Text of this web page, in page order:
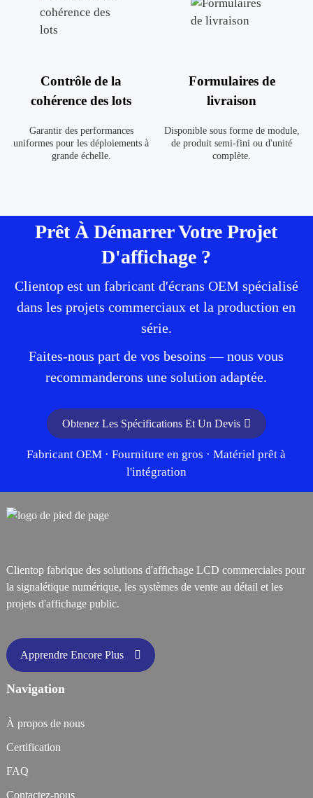
Contrôle de la
cohérence des lots
Garantir des performances
uniformes pour les déploiements à
grande échelle.
Formulaires de
livraison
Disponible sous forme de module,
de produit semi-fini ou d'unité
complète.
Prêt À Démarrer Votre Projet
D'affichage ?
Clientop est un fabricant d'écrans OEM spécialisé
dans les projets commerciaux et la production en
série.
Faites-nous part de vos besoins — nous vous
recommanderons une solution adaptée.
Obtenez Les Spécifications Et Un Devis
Fabricant OEM · Fourniture en gros · Matériel prêt à
l'intégration
Clientop fabrique des solutions d'affichage LCD commerciales pour
la signalétique numérique, les systèmes de vente au détail et les
projets d'affichage public.
Apprendre Encore Plus
Navigation
À propos de nous
Certification
FAQ
Contactez-nous